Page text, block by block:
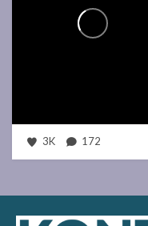
3K 172